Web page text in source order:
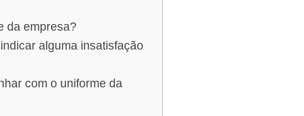
da empresa?
alguma insatisfação
com o uniforme da